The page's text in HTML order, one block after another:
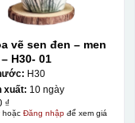
vẽ sen đen – men
H30- 01
H30
xuất: 10 ngày
₫
hoặc Đăng nhậpđể xem giá